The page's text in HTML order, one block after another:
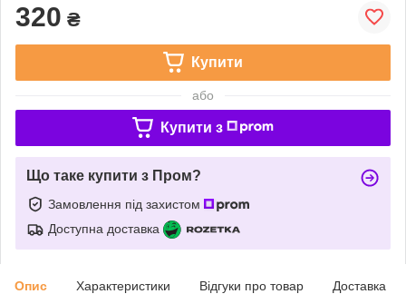
320 ₴
Купити
або
Купити з
Що таке купити з Пром?
Замовлення під захистом
Доступна доставка
Опис Характеристики Відгуки про товар Доставка